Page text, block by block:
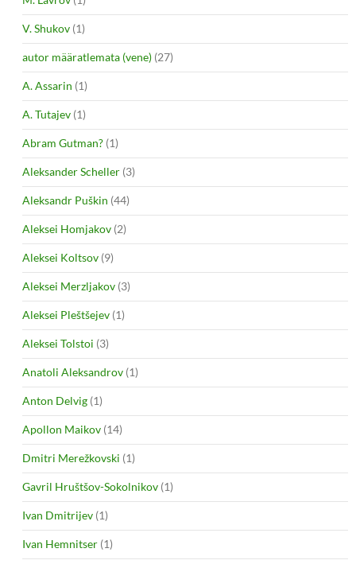
V. Shukov (1)
autor määratlemata (vene) (27)
A. Assarin (1)
A. Tutajev (1)
Abram Gutman? (1)
Aleksander Scheller (3)
Aleksandr Puškin (44)
Aleksei Homjakov (2)
Aleksei Koltsov (9)
Aleksei Merzljakov (3)
Aleksei Pleštšejev (1)
Aleksei Tolstoi (3)
Anatoli Aleksandrov (1)
Anton Delvig (1)
Apollon Maikov (14)
Dmitri Merežkovski (1)
Gavril Hruštšov-Sokolnikov (1)
Ivan Dmitrijev (1)
Ivan Hemnitser (1)